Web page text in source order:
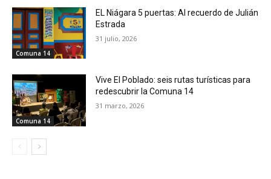
Comuna 14
EL Niágara 5 puertas: Al recuerdo de Julián
Estrada
31 julio, 2026
Comuna 14
Vive El Poblado: seis rutas turísticas para
redescubrir la Comuna 14
31 marzo, 2026